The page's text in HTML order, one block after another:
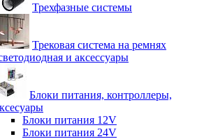
Трехфазные системы
Трековая система на ремнях
и аксессуары
Блоки питания, контроллеры,
Блоки питания 12V
Блоки питания 24V